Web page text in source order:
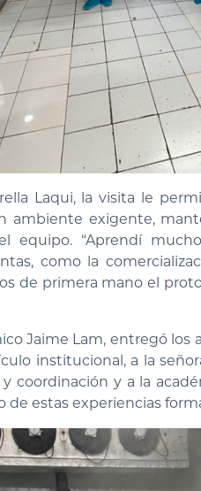
Laqui, la visita le
ambiente exigente,
equipo. “Aprendí
como la
de primera mano el
Jaime Lam, entregó los
institucional, a la
coordinación y a la
de estas experiencias